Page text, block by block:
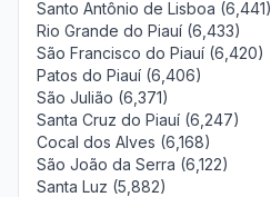
Santo Antônio de Lisboa (6,441)
Rio Grande do Piauí (6,433)
São Francisco do Piauí (6,420)
Patos do Piauí (6,406)
São Julião (6,371)
Santa Cruz do Piauí (6,247)
Cocal dos Alves (6,168)
São João da Serra (6,122)
Santa Luz (5,882)